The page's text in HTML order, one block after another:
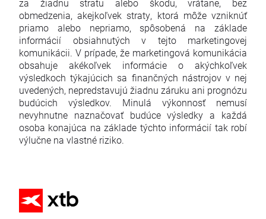
za žiadnu stratu alebo škodu, vrátane, bez
obmedzenia, akejkoľvek straty, ktorá môže vzniknúť
priamo alebo nepriamo, spôsobená na základe
informácií obsiahnutých v tejto marketingovej
komunikácii. V prípade, že marketingová komunikácia
obsahuje akékoľvek informácie o akýchkoľvek
výsledkoch týkajúcich sa finančných nástrojov v nej
uvedených, nepredstavujú žiadnu záruku ani prognózu
budúcich výsledkov. Minulá výkonnosť nemusí
nevyhnutne naznačovať budúce výsledky a každá
osoba konajúca na základe týchto informácií tak robí
výlučne na vlastné riziko.